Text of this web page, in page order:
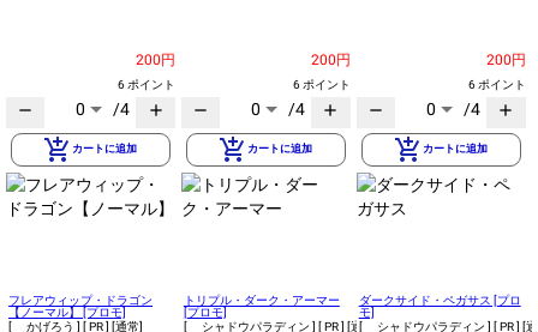
200円
6 ポイント
remove 0 /4 add
add_shopping_cart カートに追加
200円
6 ポイント
remove 0 /4 add
add_shopping_cart カートに追加
200円
6 ポイント
remove 0 /4 add
add_shopping_cart カートに追加
フレアウィップ・ドラゴン
【ノーマル】 [プロモ]
[ かげろう ] [ PR ] [通常]
トリプル・ダーク・アーマー
[プロモ]
[ シャドウパラディン ] [ PR ] [通常]
ダークサイド・ペガサス [プロ
モ]
[ シャドウパラディン ] [ PR ] [